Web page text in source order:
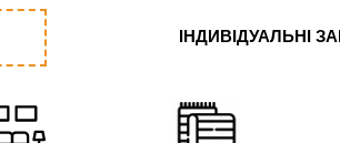
ІНДИВІДУАЛЬНІ